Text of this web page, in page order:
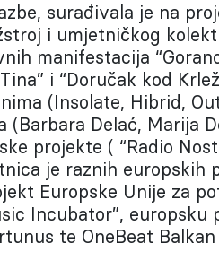
surađivala je na
i umjetničkog
manifestacija
i “Doručak kod
(Insolate, Hibrid,
(Barbara Delać, Marija
projekte ( “Radio
je raznih europskih
Europske Unije za
Incubator”, europsku
te OneBeat